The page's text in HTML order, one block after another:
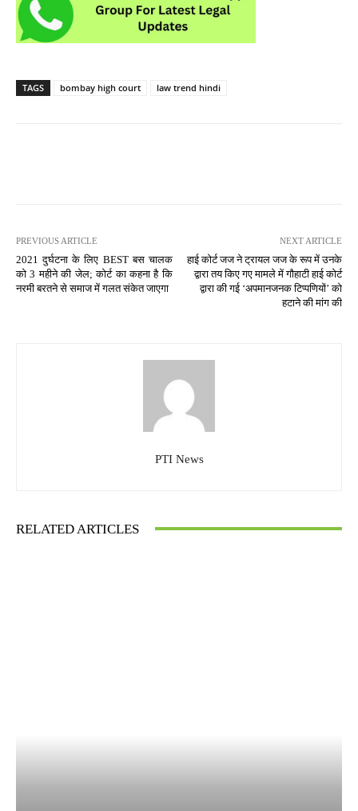
TAGS bombay high court law trend hindi
PREVIOUS ARTICLE
2021 दुर्घटना के लिए BEST बस चालक
को 3 महीने की जेल; कोर्ट का कहना है कि
नरमी बरतने से समाज में गलत संकेत जाएगा
NEXT ARTICLE
हाई कोर्ट जज ने ट्रायल जज के रूप में उनके
द्वारा तय किए गए मामले में गौहाटी हाई कोर्ट
द्वारा की गई ‘अपमानजनक टिप्पणियों’ को
हटाने की मांग की
PTI News
RELATED ARTICLES